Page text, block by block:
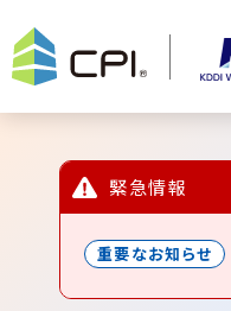
緊急情報
重要なお知らせ